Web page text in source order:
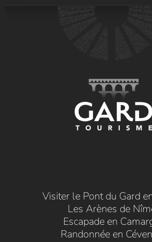
Visiter le Pont du Gard
Les Arènes de
Escapade en
Randonnée en